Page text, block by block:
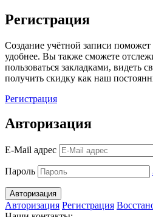
Регистрация
Создание учётной записи
удобнее. Вы также сможете
пользоваться закладками, видеть
получить скидку как наш
Регистрация
Авторизация
E-Mail адрес
Пароль
Авторизация Регистрация